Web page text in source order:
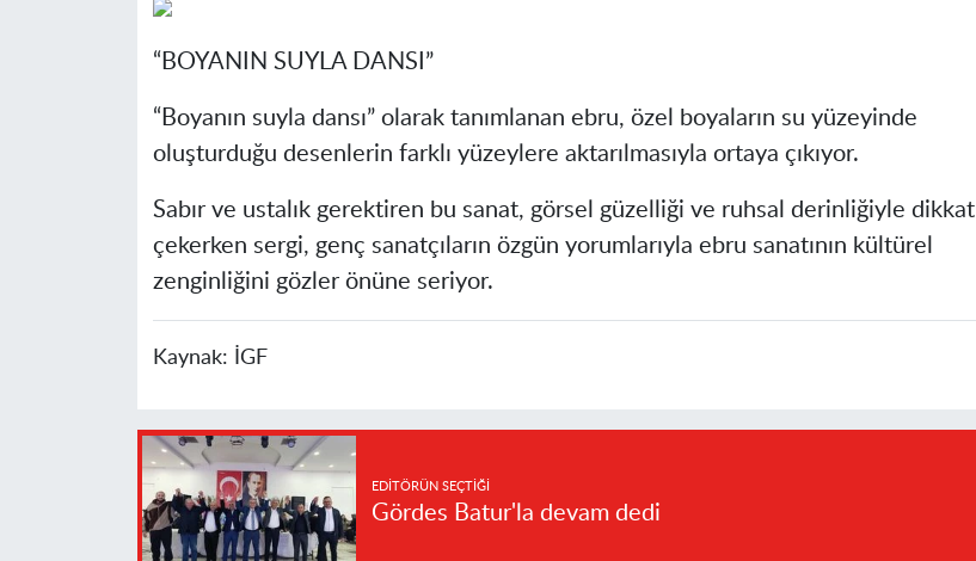
“BOYANIN SUYLA DANSI”
“Boyanın suyla dansı” olarak tanımlanan ebru, özel boyaların su yüzeyinde
oluşturduğu desenlerin farklı yüzeylere aktarılmasıyla ortaya çıkıyor.
Sabır ve ustalık gerektiren bu sanat, görsel güzelliği ve ruhsal derinliğiyle dikkat
çekerken sergi, genç sanatçıların özgün yorumlarıyla ebru sanatının kültürel
zenginliğini gözler önüne seriyor.
Kaynak: İGF
EDITÖRÜN SEÇTIĞI
Gördes Batur'la devam dedi